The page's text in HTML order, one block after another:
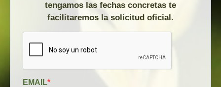
tengamos las fechas concretas te
facilitaremos la solicitud oficial.
EMAIL